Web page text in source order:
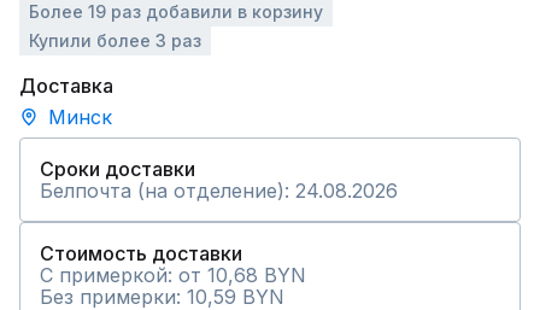
Более 19 раз добавили в корзину
Купили более 3 раз
Доставка
Минск
Сроки доставки
Белпочта (на отделение): 24.08.2026
Стоимость доставки
С примеркой: от 10,68 BYN
Без примерки: 10,59 BYN